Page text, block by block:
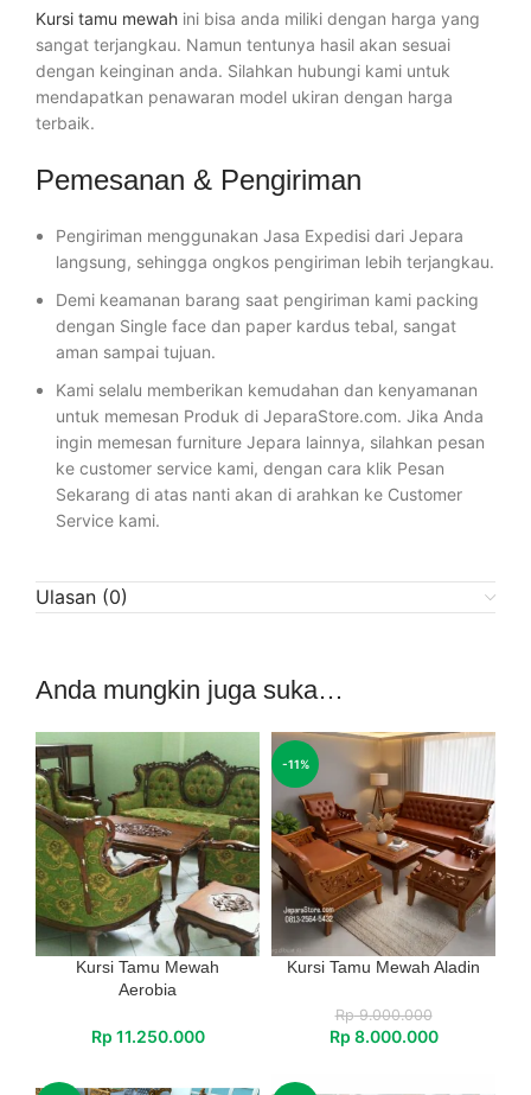
Kursi tamu mewah ini bisa anda miliki dengan harga yang
sangat terjangkau. Namun tentunya hasil akan sesuai
dengan keinginan anda. Silahkan hubungi kami untuk
mendapatkan penawaran model ukiran dengan harga
terbaik.
Pemesanan & Pengiriman
Pengiriman menggunakan Jasa Expedisi dari Jepara
langsung, sehingga ongkos pengiriman lebih terjangkau.
Demi keamanan barang saat pengiriman kami packing
dengan Single face dan paper kardus tebal, sangat
aman sampai tujuan.
Kami selalu memberikan kemudahan dan kenyamanan
untuk memesan Produk di JeparaStore.com. Jika Anda
ingin memesan furniture Jepara lainnya, silahkan pesan
ke customer service kami, dengan cara klik Pesan
Sekarang di atas nanti akan di arahkan ke Customer
Service kami.
Ulasan (0)
Anda mungkin juga suka…
Kursi Tamu Mewah
Aerobia
Rp 11.250.000
-11%
Kursi Tamu Mewah Aladin
Rp9.000.000
Rp 8.000.000